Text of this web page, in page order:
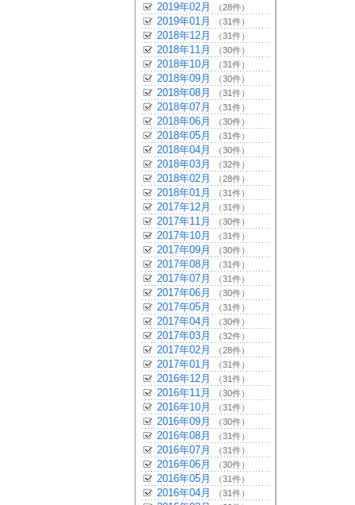
2019年02月 （28件）
2019年01月 （31件）
2018年12月 （31件）
2018年11月 （30件）
2018年10月 （31件）
2018年09月 （30件）
2018年08月 （31件）
2018年07月 （31件）
2018年06月 （30件）
2018年05月 （31件）
2018年04月 （30件）
2018年03月 （32件）
2018年02月 （28件）
2018年01月 （31件）
2017年12月 （31件）
2017年11月 （30件）
2017年10月 （31件）
2017年09月 （30件）
2017年08月 （31件）
2017年07月 （31件）
2017年06月 （30件）
2017年05月 （31件）
2017年04月 （30件）
2017年03月 （32件）
2017年02月 （28件）
2017年01月 （31件）
2016年12月 （31件）
2016年11月 （30件）
2016年10月 （31件）
2016年09月 （30件）
2016年08月 （31件）
2016年07月 （31件）
2016年06月 （30件）
2016年05月 （31件）
2016年04月 （31件）